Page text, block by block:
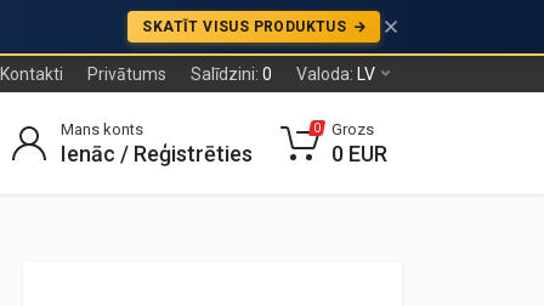
SKATĪT VISUS PRODUKTUS
Kontakti Privātums Salīdzini: 0 Valoda: LV
Mans konts
Ienāc / Reģistrēties
0 Grozs
0 EUR